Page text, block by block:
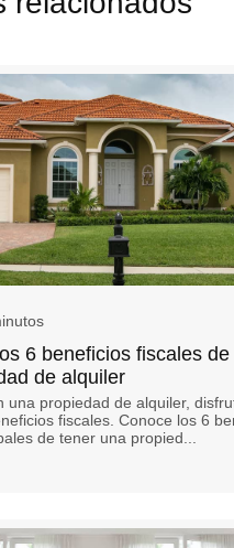
6 beneficios fiscales
de alquiler
una propiedad de alquiler,
fiscales. Conoce los 6
de tener una propied...